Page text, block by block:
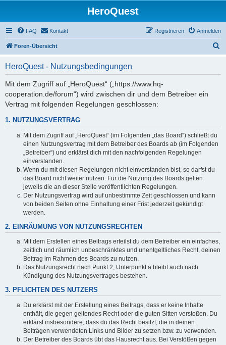
HeroQuest
FAQ Kontakt Anmelden
Registrieren
Foren-Übersicht
HeroQuest - Nutzungsbedingungen
Mit dem Zugriff auf „HeroQuest“ („https://www.hq-
cooperation.de/forum“) wird zwischen dir und dem Betreiber ein
Vertrag mit folgenden Regelungen geschlossen:
1. NUTZUNGSVERTRAG
Mit dem Zugriff auf „HeroQuest“ (im Folgenden „das Board“) schließt du
einen Nutzungsvertrag mit dem Betreiber des Boards ab (im Folgenden
„Betreiber“) und erklärst dich mit den nachfolgenden Regelungen
einverstanden.
Wenn du mit diesen Regelungen nicht einverstanden bist, so darfst du
das Board nicht weiter nutzen. Für die Nutzung des Boards gelten
jeweils die an dieser Stelle veröffentlichten Regelungen.
Der Nutzungsvertrag wird auf unbestimmte Zeit geschlossen und kann
von beiden Seiten ohne Einhaltung einer Frist jederzeit gekündigt
werden.
2. EINRÄUMUNG VON NUTZUNGSRECHTEN
Mit dem Erstellen eines Beitrags erteilst du dem Betreiber ein einfaches,
zeitlich und räumlich unbeschränktes und unentgeltliches Recht, deinen
Beitrag im Rahmen des Boards zu nutzen.
Das Nutzungsrecht nach Punkt 2, Unterpunkt a bleibt auch nach
Kündigung des Nutzungsvertrages bestehen.
3. PFLICHTEN DES NUTZERS
Du erklärst mit der Erstellung eines Beitrags, dass er keine Inhalte
enthält, die gegen geltendes Recht oder die guten Sitten verstoßen. Du
erklärst insbesondere, dass du das Recht besitzt, die in deinen
Beiträgen verwendeten Links und Bilder zu setzen bzw. zu verwenden.
Der Betreiber des Boards übt das Hausrecht aus. Bei Verstößen gegen